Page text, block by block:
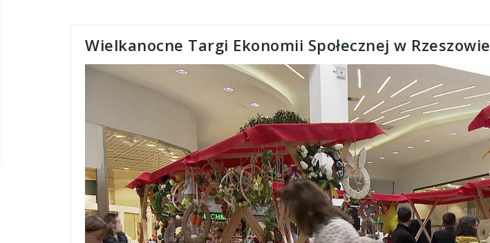
Wielkanocne Targi Ekonomii Społecznej w Rzeszowie